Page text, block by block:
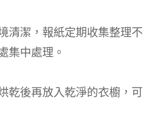
清潔，報紙定期收集整理不
集中處理。
乾後再放入乾淨的衣櫥，可